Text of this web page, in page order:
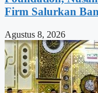
Firm Salurkan
Agustus 8, 2026